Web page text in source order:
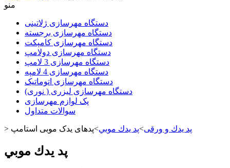
منو
دستگاه مهرسازی ژلاتینی
دستگاه مهرسازی برجسته
دستگاه مهرسازی کامپکت
دستگاه مهرسازی دولامپ
دستگاه مهرسازی 3 لامپ
دستگاه مهرسازی 4 لامپه
دستگاه مهرسازی اتوماتیک
دستگاه مهرسازی لیزری ( نوری)
پک لوازم مهرسازی
سوالات متداول
> پد يدك و ورقی>پد يدك موبي>پدهای یدک موبی استامپ
پد يدك موبي